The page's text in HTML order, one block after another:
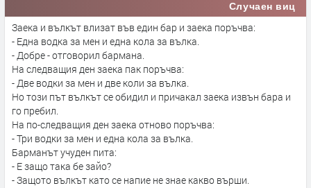
Случаен виц
Заека и вълкът влизат във един бар и заека поръчва:
- Една водка за мен и една кола за вълка.
- Добре - отговорил бармана.
На следващия ден заека пак поръчва:
- Две водки за мен и две коли за вълка.
Но този път вълкът се обидил и причакал заека извън бара и
го пребил.
На по-следващия ден заека отново поръчва:
- Три водки за мен и една кола за вълка.
Барманът учуден пита:
- Е защо така бе зайо?
- Защото вълкът като се напие не знае какво върши.